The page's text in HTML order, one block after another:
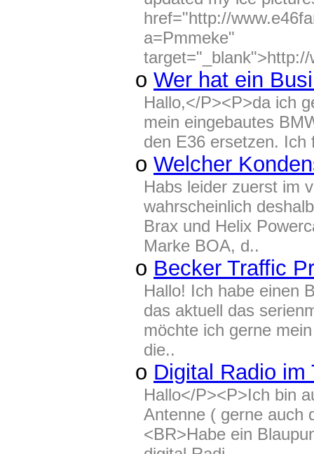
href="http://
a=Pmmeke"
o Wer hat ein
Hallo,</P><P>da ich
mein eingebautes
den E36 ersetzen. Ich
o Welcher
Habs leider zuerst im
wahrscheinlich
Brax und Helix
Marke BOA, d..
o Becker Traffic
Hallo! Ich habe einen
das aktuell das
möchte ich gerne
die..
o Digital Radio im
Hallo</P><P>Ich bin
Antenne ( gerne auch
<BR>Habe ein